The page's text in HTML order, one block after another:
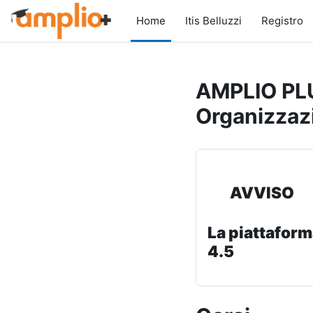
Vai al contenuto principale
Home
Itis Belluzzi Registro
AMPLIO
AVVISO
La
4.5